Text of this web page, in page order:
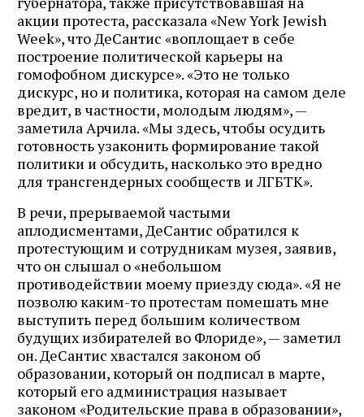
акции протеста, рассказала «New York Jewish
Week», что ДеСантис «воплощает в себе
построение политической карьеры на
гомофобном дискурсе». «Это не только
дискурс, но и политика, которая на самом деле
вредит, в частности, молодым людям», —
заметила Арчила. «Мы здесь, чтобы осудить
готовность узаконить формирование такой
политики и обсудить, насколько это вредно
для трансгендерных сообществ и ЛГБТК».
В речи, прерываемой частыми
аплодисментами, ДеСантис обратился к
протестующим и сотрудникам музея, заявив,
что он слышал о «небольшом
противодействии моему приезду сюда». «Я не
позволю каким-то протестам помешать мне
выступить перед большим количеством
будущих избирателей во Флориде», — заметил
он. ДеСантис хвастался законом об
образовании, который он подписал в марте,
который его администрация называет
законом «Родительские права в образовании»,